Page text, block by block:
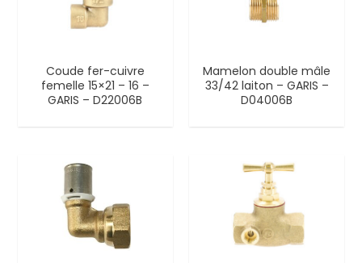
Coude fer-cuivre
femelle 15×21 – 16 –
GARIS – D22006B
Mamelon double mâle
33/42 laiton – GARIS –
D04006B